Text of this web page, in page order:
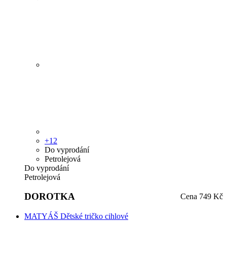
+12
Do vyprodání
Petrolejová
Do vyprodání
Petrolejová
DOROTKA Cena 749 Kč
MATYÁŠ Dětské tričko cihlové